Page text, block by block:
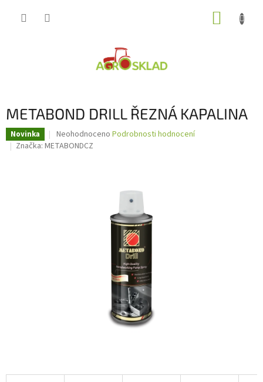
METABOND DRILL ŘEZNÁ KAPALINA
Novinka
Průměrné
hodnocení
Neohodnoceno Podrobnosti hodnocení
Značka: METABONDCZ